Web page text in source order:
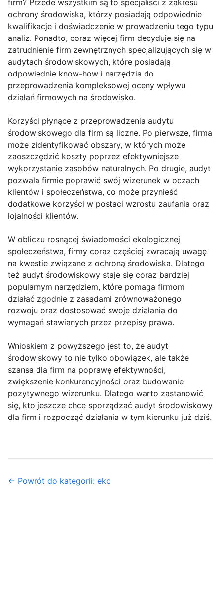
firm? Przede wszystkim są to specjaliści z zakresu
ochrony środowiska, którzy posiadają odpowiednie
kwalifikacje i doświadczenie w prowadzeniu tego typu
analiz. Ponadto, coraz więcej firm decyduje się na
zatrudnienie firm zewnętrznych specjalizujących się w
audytach środowiskowych, które posiadają
odpowiednie know-how i narzędzia do
przeprowadzenia kompleksowej oceny wpływu
działań firmowych na środowisko.
Korzyści płynące z przeprowadzenia audytu
środowiskowego dla firm są liczne. Po pierwsze, firma
może zidentyfikować obszary, w których może
zaoszczędzić koszty poprzez efektywniejsze
wykorzystanie zasobów naturalnych. Po drugie, audyt
pozwala firmie poprawić swój wizerunek w oczach
klientów i społeczeństwa, co może przynieść
dodatkowe korzyści w postaci wzrostu zaufania oraz
lojalności klientów.
W obliczu rosnącej świadomości ekologicznej
społeczeństwa, firmy coraz częściej zwracają uwagę
na kwestie związane z ochroną środowiska. Dlatego
też audyt środowiskowy staje się coraz bardziej
popularnym narzędziem, które pomaga firmom
działać zgodnie z zasadami zrównoważonego
rozwoju oraz dostosować swoje działania do
wymagań stawianych przez przepisy prawa.
Wnioskiem z powyższego jest to, że audyt
środowiskowy to nie tylko obowiązek, ale także
szansa dla firm na poprawę efektywności,
zwiększenie konkurencyjności oraz budowanie
pozytywnego wizerunku. Dlatego warto zastanowić
się, kto jeszcze chce sporządzać audyt środowiskowy
dla firm i rozpocząć działania w tym kierunku już dziś.
← Powrót do kategorii: eko